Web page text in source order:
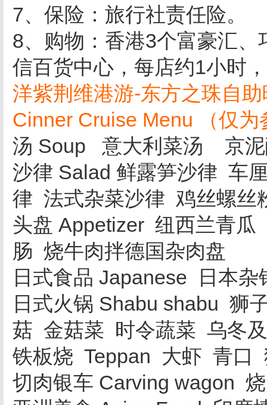
7、保险：旅行社责任险。
8、购物：香港3个富豪汇
信百货中心，每店约1小时
洋紫荆维港游-东方之珠自
Cinner Cruise Menu （仅
汤 Soup 意大利菜汤 京泥
沙律 Salad 鲜露笋沙律 车
律 法式杂菜沙律 鸡丝螺丝
头盘 Appetizer 纽西兰青
肠 烧牛肉拌德国杂肉盘
日式食品 Japanese 日本
日式火锅 Shabu shabu
菇 金菇菜 时令蔬菜 乌冬
铁板烧 Teppan 大虾 青口
切肉银车 Carving wagon